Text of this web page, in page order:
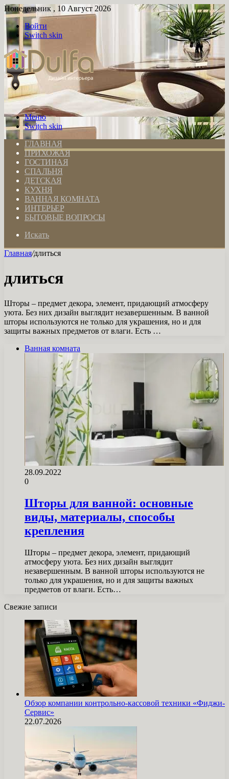
Понедельник , 10 Август 2026
Войти
Switch skin
Меню
Switch skin
ГЛАВНАЯ
ПРИХОЖАЯ
ГОСТИНАЯ
СПАЛЬНЯ
ДЕТСКАЯ
КУХНЯ
ВАННАЯ КОМНАТА
ИНТЕРЬЕР
БЫТОВЫЕ ВОПРОСЫ
Искать
Главная/длиться
длиться
Шторы – предмет декора, элемент, придающий атмосферу
уюта. Без них дизайн выглядит незавершенным. В ванной
шторы используются не только для украшения, но и для
защиты важных предметов от влаги. Есть …
Ванная комната
28.09.2022
0
Шторы для ванной: основные
виды, материалы, способы
крепления
Шторы – предмет декора, элемент, придающий
атмосферу уюта. Без них дизайн выглядит
незавершенным. В ванной шторы используются не
только для украшения, но и для защиты важных
предметов от влаги. Есть…
Свежие записи
Обзор компании контрольно-кассовой техники «Фиджи-
Сервис»
22.07.2026